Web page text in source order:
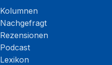
Kolumnen
Nachgefragt
Rezensionen
Podcast
Lexikon